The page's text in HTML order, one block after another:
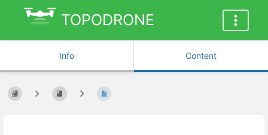
TOPODRONE
Info Content